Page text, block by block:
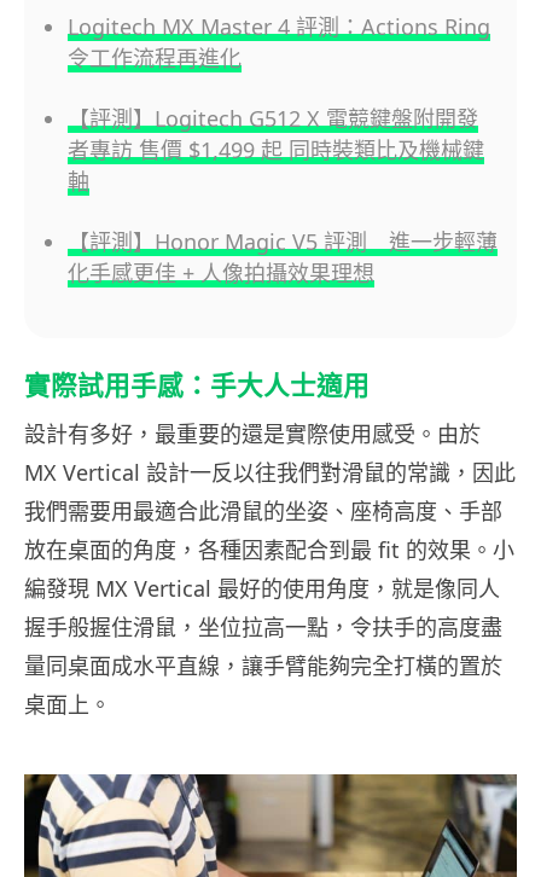
Logitech MX Master 4 評測：Actions Ring
令工作流程再進化
【評測】Logitech G512 X 電競鍵盤附開發
者專訪 售價 $1,499 起 同時裝類比及機械鍵
軸
【評測】Honor Magic V5 評測 進一步輕薄
化手感更佳 + 人像拍攝效果理想
實際試用手感：手大人士適用
設計有多好，最重要的還是實際使用感受。由於
MX Vertical 設計一反以往我們對滑鼠的常識，因此
我們需要用最適合此滑鼠的坐姿、座椅高度、手部
放在桌面的角度，各種因素配合到最 fit 的效果。小
編發現 MX Vertical 最好的使用角度，就是像同人
握手般握住滑鼠，坐位拉高一點，令扶手的高度盡
量同桌面成水平直線，讓手臂能夠完全打橫的置於
桌面上。